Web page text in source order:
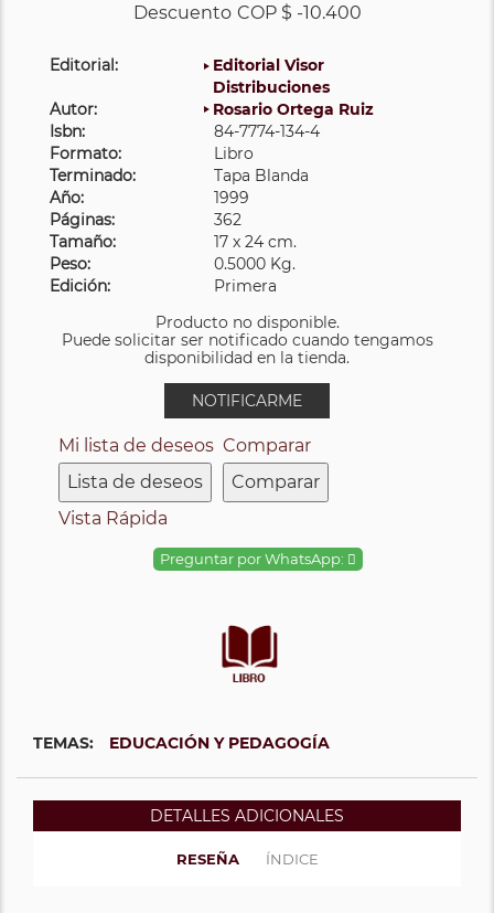
Descuento COP $ -10.400
Editorial:
Editorial Visor
Distribuciones
Autor:
Rosario Ortega Ruiz
Isbn:
84-7774-134-4
Formato:
Libro
Terminado:
Tapa Blanda
Año:
1999
Páginas:
362
Tamaño:
17 x 24 cm.
Peso:
0.5000 Kg.
Edición:
Primera
Producto no disponible.
Puede solicitar ser notificado cuando tengamos
disponibilidad en la tienda.
NOTIFICARME
Mi lista de deseos
Lista de deseos
Comparar
Comparar
Vista Rápida
Preguntar por WhatsApp:
TEMAS: EDUCACIÓN Y PEDAGOGÍA
DETALLES ADICIONALES
RESEÑA ÍNDICE